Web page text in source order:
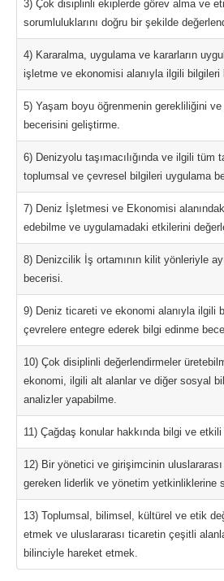
3) Çok disiplinli ekiplerde görev alma ve
sorumluluklarını doğru bir şekilde
4) Kararalma, uygulama ve kararların
işletme ve ekonomisi alanıyla ilgili
5) Yaşam boyu öğrenmenin gerekliliğini
becerisini geliştirme.
6) Denizyolu taşımacılığında ve ilgili tüm
toplumsal ve çevresel bilgileri uygulama
7) Deniz İşletmesi ve Ekonomisi
edebilme ve uygulamadaki etkilerini
8) Denizcilik İş ortamının kilit yönleriyle
becerisi.
9) Deniz ticareti ve ekonomi alanıyla ilgili
çevrelere entegre ederek bilgi edinme
10) Çok disiplinli değerlendirmeler
ekonomi, ilgili alt alanlar ve diğer sosyal
analizler yapabilme.
11) Çağdaş konular hakkında bilgi ve
12) Bir yönetici ve girişimcinin uluslararası
gereken liderlik ve yönetim yetkinliklerine
13) Toplumsal, bilimsel, kültürel ve etik
etmek ve uluslararası ticaretin çeşitli
bilinciyle hareket etmek.